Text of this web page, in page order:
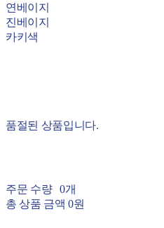
연베이지
진베이지
카키색
품절된 상품입니다.
주문 수량
0개
총 상품 금액 0원